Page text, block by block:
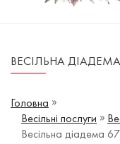
ВЕСІЛЬНА
Головна
Весільні послуги
Весільна діадема